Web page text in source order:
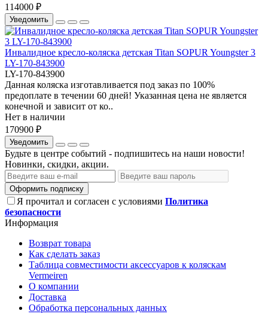
114000 ₽
Уведомить
Инвалидное кресло-коляска детская Titan SOPUR Youngster 3
LY-170-843900
LY-170-843900
Данная коляска изготавливается под заказ по 100%
предоплате в течении 60 дней! Указанная цена не является
конечной и зависит от ко..
Нет в наличии
170900 ₽
Уведомить
Будьте в центре событий - подпишитесь на наши новости!
Новинки, скидки, акции.
Оформить подписку
Я прочитал и согласен с условиями Политика
безопасности
Информация
Возврат товара
Как сделать заказ
Таблица совместимости аксессуаров к коляскам
Vermeiren
О компании
Доставка
Обработка персональных данных